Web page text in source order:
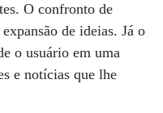
O confronto de
de ideias. Já o
o usuário em uma
e notícias que lhe